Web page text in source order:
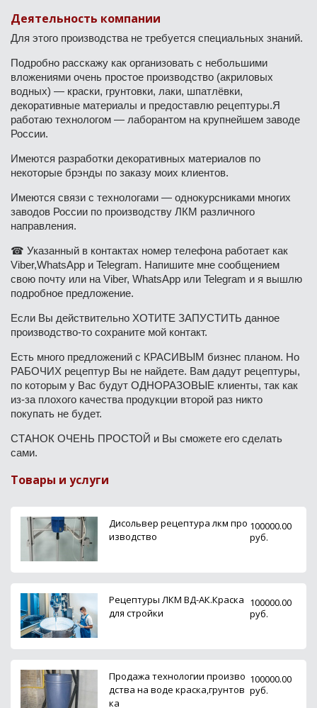
Деятельность компании
Для этого производства не требуется специальных знаний.
Подробно расскажу как организовать с небольшими
вложениями очень простое производство (акриловых
водных) — краски, грунтовки, лаки, шпатлёвки,
декоративные материалы и предоставлю рецептуры.Я
работаю технологом — лаборантом на крупнейшем заводе
России.
Имеются разработки декоративных материалов по
некоторые брэнды по заказу моих клиентов.
Имеются связи с технологами — однокурсниками многих
заводов России по производству ЛКМ различного
направления.
☎ Указанный в контактах номер телефона работает как
Viber,WhatsApp и Telegram. Напишите мне сообщением
свою почту или на Viber, WhatsApp или Telegram и я вышлю
подробное предложение.
Если Вы действительно ХОТИТЕ ЗАПУСТИТЬ данное
производство-то сохраните мой контакт.
Есть много предложений с КРАСИВЫМ бизнес планом. Но
РАБОЧИХ рецептур Вы не найдете. Вам дадут рецептуры,
по которым у Вас будут ОДНОРАЗОВЫЕ клиенты, так как
из-за плохого качества продукции второй раз никто
покупать не будет.
СТАНОК ОЧЕНЬ ПРОСТОЙ и Вы сможете его сделать
сами.
Товары и услуги
Дисольвер рецептура лкм про
изводство
100000.00
руб.
Рецептуры ЛКМ ВД-АК.Краска
для стройки
100000.00
руб.
Продажа технологии произво
дства на воде краска,грунтов
ка
100000.00
руб.